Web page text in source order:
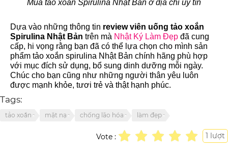
Mua tảo xoắn Spirulina Nhật Bản ở địa chỉ uy tín
Dựa vào những thông tin review viên uống tảo xoắn
Spirulina Nhật Bản trên mà Nhật Ký Làm Đẹp đã cung
cấp, hi vọng rằng bạn đã có thể lựa chọn cho mình sản
phẩm tảo xoắn spirulina Nhật Bản chính hãng phù hợp
với mục đích sử dụng, bổ sung dinh dưỡng mỗi ngày.
Chúc cho bạn cũng như những người thân yêu luôn
được mạnh khỏe, tươi trẻ và thật hạnh phúc.
Tags:
tảo xoắn mặt nạ chống lão hóa làm đẹp
1 lượt
Vote :